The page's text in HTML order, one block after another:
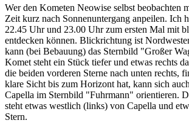
Wer den Kometen Neowise selbst beobachten
Zeit kurz nach Sonnenuntergang anpeilen. Ich
22.45 Uhr und 23.00 Uhr zum ersten Mal mit
entdecken können. Blickrichtung ist
kann (bei Bebauung) das Sternbild "Großer
Komet steht ein Stück tiefer und etwas rechts
die beiden vorderen Sterne nach unten rechts,
klare Sicht bis zum Horizont hat, kann sich
Capella im Sternbild "Fuhrmann" orientieren.
steht etwas westlich (links) von Capella und
Stern.